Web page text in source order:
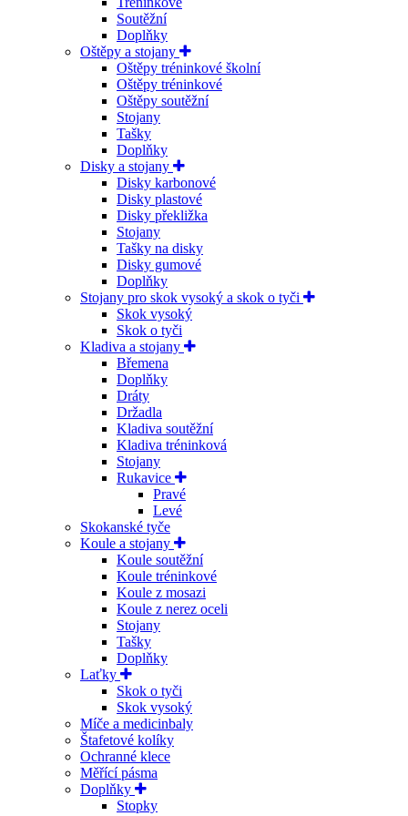
Soutěžní
Doplňky
Oštěpy a stojany
Oštěpy tréninkové školní
Oštěpy tréninkové
Oštěpy soutěžní
Stojany
Tašky
Doplňky
Disky a stojany
Disky karbonové
Disky plastové
Disky překližka
Stojany
Tašky na disky
Disky gumové
Doplňky
Stojany pro skok vysoký a skok o tyči
Skok vysoký
Skok o tyči
Kladiva a stojany
Břemena
Doplňky
Dráty
Držadla
Kladiva soutěžní
Kladiva tréninková
Stojany
Rukavice
Pravé
Levé
Skokanské tyče
Koule a stojany
Koule soutěžní
Koule tréninkové
Koule z mosazi
Koule z nerez oceli
Stojany
Tašky
Doplňky
Laťky
Skok o tyči
Skok vysoký
Míče a medicinbaly
Štafetové kolíky
Ochranné klece
Měřící pásma
Doplňky
Stopky